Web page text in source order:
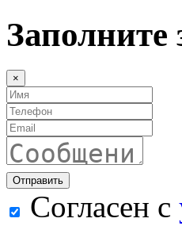
Заполните
×
Согласен с